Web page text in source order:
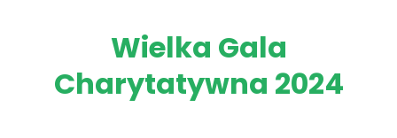
Wielka Gala
Charytatywna 2024